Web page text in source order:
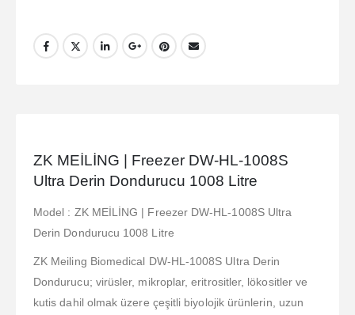
ZK MEİLİNG | Freezer DW-HL-1008S
Ultra Derin Dondurucu 1008 Litre
Model : ZK MEİLİNG | Freezer DW-HL-1008S Ultra
Derin Dondurucu 1008 Litre
ZK Meiling Biomedical DW-HL-1008S Ultra Derin
Dondurucu; virüsler, mikroplar, eritrositler, lökositler ve
kutis dahil olmak üzere çeşitli biyolojik ürünlerin, uzun